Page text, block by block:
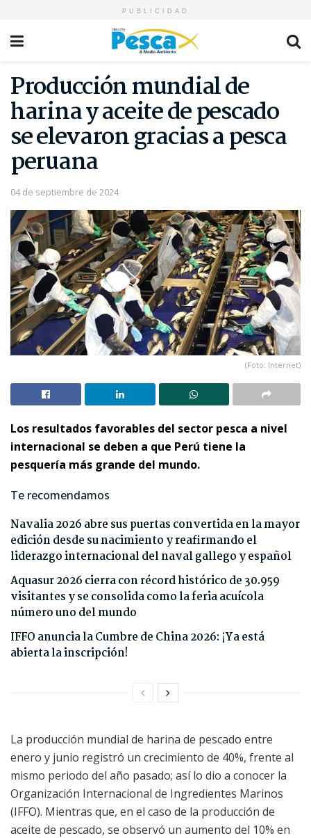
PUBLICIDAD
Producción mundial de
harina y aceite de pescado
se elevaron gracias a pesca
peruana
04 de septiembre de 2024
(Foto: Internet)
Los resultados favorables del sector pesca a nivel
internacional se deben a que Perú tiene la
pesquería más grande del mundo.
Te recomendamos
Navalia 2026 abre sus puertas convertida en la mayor
edición desde su nacimiento y reafirmando el
liderazgo internacional del naval gallego y español
Aquasur 2026 cierra con récord histórico de 30.959
visitantes y se consolida como la feria acuícola
número uno del mundo
IFFO anuncia la Cumbre de China 2026: ¡Ya está
abierta la inscripción!
La producción mundial de harina de pescado entre
enero y junio registró un crecimiento de 40%, frente al
mismo periodo del año pasado; así lo dio a conocer la
Organización Internacional de Ingredientes Marinos
(IFFO). Mientras que, en el caso de la producción de
aceite de pescado, se observó un aumento del 10% en